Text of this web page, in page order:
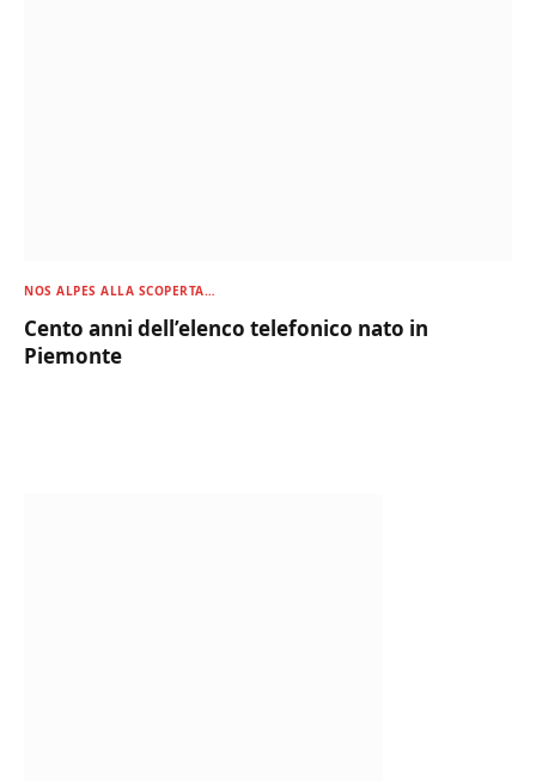
NOS ALPES ALLA SCOPERTA…
Cento anni dell’elenco telefonico nato in
Piemonte